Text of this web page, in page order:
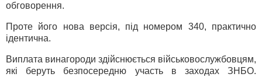
обговорення.
Проте його нова версія, під номером 340, практично
ідентична.
Виплата винагороди здійснюється військовослужбовцям,
які беруть безпосередню участь в заходах ЗНБО.